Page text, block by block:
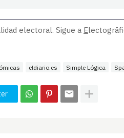
electoral. Sigue a E
eldiario.es Simple Lógica